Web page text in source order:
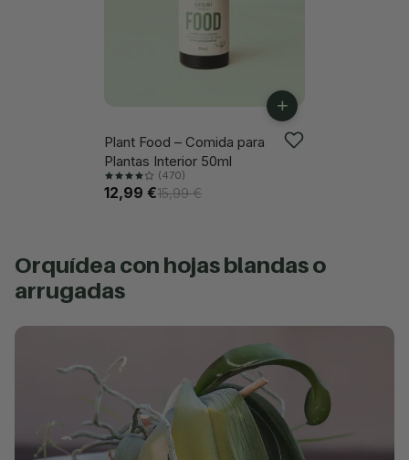
-18%
+
Plant Food – Comida para
Plantas Interior 50ml
(470)
12,99 €15,99 €
orquídea con hojas blandas o
arrugadas